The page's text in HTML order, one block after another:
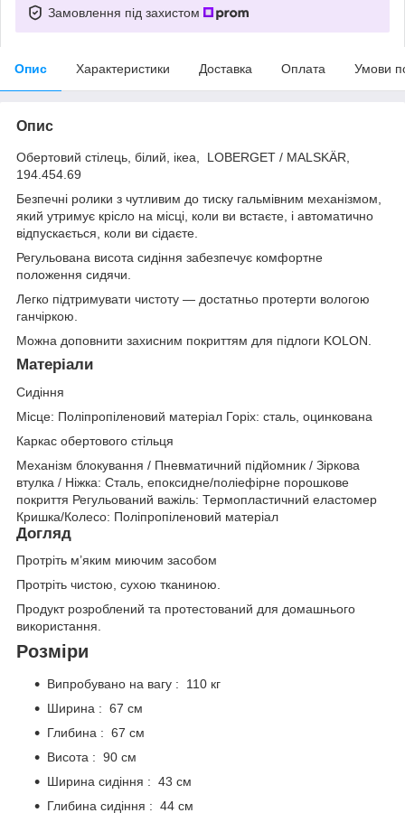
Замовлення під захистом
Опис Характеристики Доставка Оплата Умови
Опис
Обертовий стілець, білий, ікеа, LOBERGET / MALSKÄR,
194.454.69
Безпечні ролики з чутливим до тиску гальмівним механізмом,
який утримує крісло на місці, коли ви встаєте, і автоматично
відпускається, коли ви сідаєте.
Регульована висота сидіння забезпечує комфортне
положення сидячи.
Легко підтримувати чистоту — достатньо протерти вологою
ганчіркою.
Можна доповнити захисним покриттям для підлоги KOLON.
Матеріали
Сидіння
Місце: Поліпропіленовий матеріал Горіх: сталь, оцинкована
Каркас обертового стільця
Механізм блокування / Пневматичний підйомник / Зіркова
втулка / Ніжка: Сталь, епоксидне/поліефірне порошкове
покриття Регульований важіль: Термопластичний еластомер
Кришка/Колесо: Поліпропіленовий матеріал
Догляд
Протріть м’яким миючим засобом
Протріть чистою, сухою тканиною.
Продукт розроблений та протестований для домашнього
використання.
Розміри
Випробувано на вагу : 110 кг
Ширина : 67 см
Глибина : 67 см
Висота : 90 см
Ширина сидіння : 43 см
Глибина сидіння : 44 см